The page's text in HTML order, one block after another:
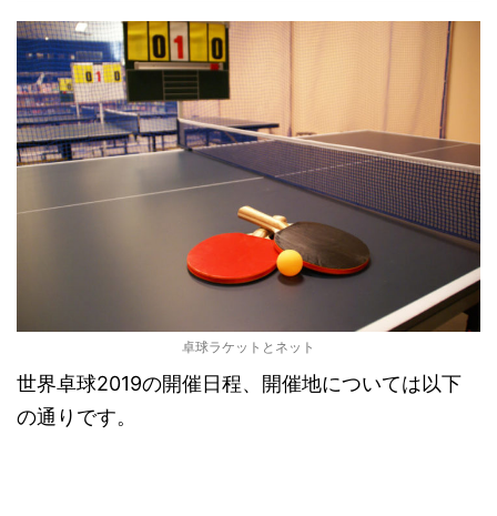
卓球ラケットとネット
世界卓球2019の開催日程、開催地については以下
の通りです。